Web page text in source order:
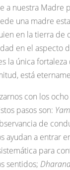
a nuestra Madre
una madre
en la tierra de
en el aspecto
la única
está
con los
pasos son:
de
ayudan a entrar
para
sentidos;